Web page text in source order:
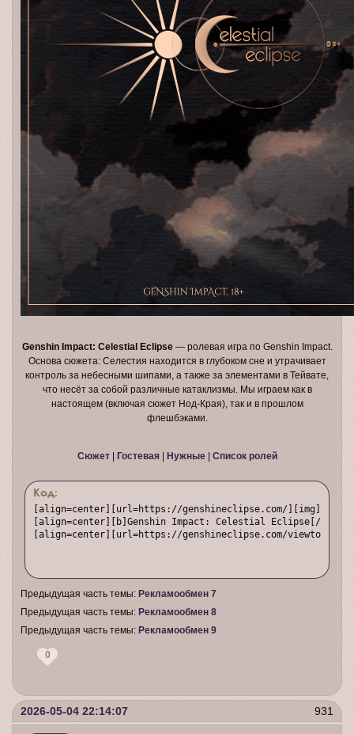
Genshin Impact: Celestial Eclipse— ролевая игра по Genshin Impact.
Основа сюжета: Селестия находится в глубоком сне и утрачивает
контроль за небесными шипами, а также за элементами в Тейвате,
что несёт за собой различные катаклизмы. Мы играем как в
настоящем (включая сюжет Нод-Края), так и в прошлом
флешбэками.
Сюжет| Гостевая| Нужные| Список ролей
Код:
[align=center][url=https://genshineclipse.com/
[align=center][b]Genshin Impact: Celestial Eclipse[/b] —
[align=center][url=https://genshineclipse.com/
Предыдущая часть темы: Рекламообмен 7
Предыдущая часть темы: Рекламообмен 8
Предыдущая часть темы: Рекламообмен 9
0
931
2026-05-04 22:14:07